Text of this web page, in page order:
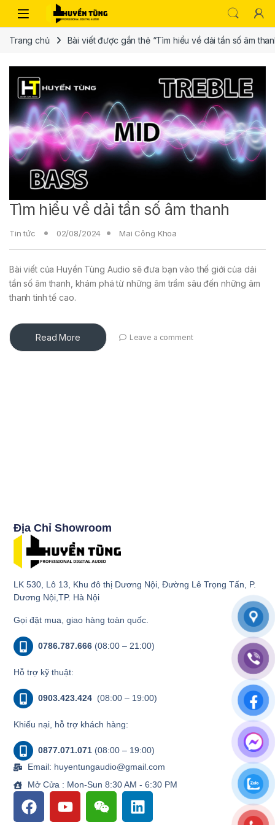
Trang chủ Bài viết được gắn thẻ “Tìm hiểu về dải tần số âm
Tìm hiểu về dải tần số âm thanh
Tin tức 02/08/2024 Mai Công Khoa
Bài viết của Huyền Tùng Audio sẽ đưa bạn vào thế giới của dải
tần số âm thanh, khám phá từ những âm trầm sâu đến những âm
thanh tinh tế cao.
Read More Leave a comment
Địa Chỉ Showroom
LK 530, Lô 13, Khu đô thị Dương Nội, Đường Lê Trọng Tấn, P.
Dương Nội,TP. Hà Nội
Gọi đặt mua, giao hàng toàn quốc.
0786.787.666 (08:00 – 21:00)
Hỗ trợ kỹ thuật:
0903.423.424 (08:00 – 19:00)
Khiếu nại, hỗ trợ khách hàng:
0877.071.071 (08:00 – 19:00)
Email: huyentungaudio@gmail.com
Mở Cửa : Mon-Sun 8:30 AM - 6:30 PM